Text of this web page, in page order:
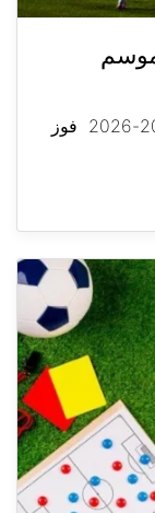
الأنصار بطلًا للدوري اللبناني للموسم 2025-2026 فوز